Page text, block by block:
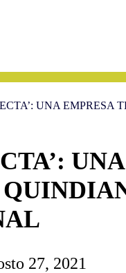
UNA
27, 2021